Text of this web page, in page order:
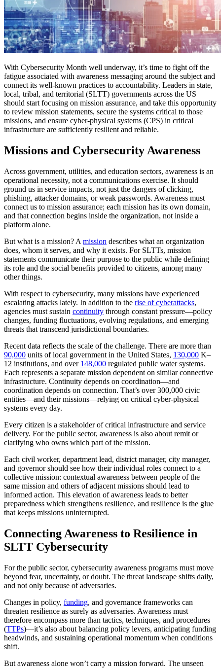
With Cybersecurity Month well underway, it’s time to fight off the
fatigue associated with awareness messaging around the subject and
connect its well-known practices to accountability. Leaders in state,
local, tribal, and territorial (SLTT) governments across the US
should start focusing on mission assurance, and take this opportunity
to review mission statements, secure the systems critical to those
missions, and ensure cyber-physical systems (CPS) in critical
infrastructure are sufficiently resilient and reliable.
Missions and Cybersecurity Awareness
Across government, utilities, and education sectors, awareness is an
operational necessity, not a communications exercise. It should
ground us in service impacts, not just the dangers of clicking,
phishing, attacker domains, or weak passwords. Awareness must
connect us to mission assurance; each mission has its own domain,
and that connection begins inside the organization, not inside a
platform alone.
But what is a mission? A mission describes what an organization
does, whom it serves, and why it exists. For SLTTs, mission
statements communicate their purpose to the public while defining
its role and the social benefits provided to citizens, among many
other things.
With respect to cybersecurity, many missions have experienced
escalating attacks lately. In addition to the rise of cyberattacks,
agencies must sustain continuity through constant pressure—policy
changes, funding fluctuations, evolving regulations, and emerging
threats that transcend jurisdictional boundaries.
Recent data reflects the scale of the challenge. There are more than
90,000 units of local government in the United States, 130,000 K–
12 institutions, and over 148,000 regulated public water systems.
Each represents a separate mission dependent on similar connective
infrastructure. Continuity depends on coordination—and
coordination depends on connection. That’s over 300,000 civic
entities—and their missions—relying on critical cyber-physical
systems every day.
Every citizen is a stakeholder of critical infrastructure and service
delivery. For the public sector, awareness is also about remit or
clarifying who owns which part of the mission.
Each civil worker, department lead, district manager, city manager,
and governor should see how their individual roles connect to a
collective mission: contextual awareness between people of the
same mission and others of adjacent missions should lead to
informed action. This elevation of awareness leads to better
preparedness which strengthens resilience, and resilience is the glue
that keeps missions uninterrupted.
Connecting Awareness to Resilience in
SLTT Cybersecurity
For the public sector, cybersecurity awareness programs must move
beyond fear, uncertainty, or doubt. The threat landscape shifts daily,
and not only because of adversaries.
Changes in policy, funding, and governance frameworks can
threaten resilience as surely as adversaries. Awareness must
therefore encompass more than tactics, techniques, and procedures
(TTPs)—it’s also about balancing policy levers, anticipating funding
headwinds, and sustaining operational momentum when conditions
shift.
But awareness alone won’t carry a mission forward. The unseen